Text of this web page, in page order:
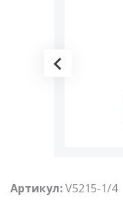
Артикул:V5215-1/4